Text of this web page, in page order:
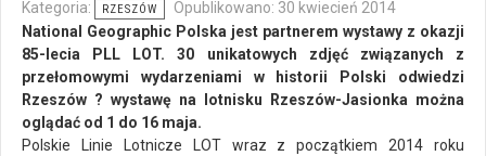
Kategoria: RZESZÓW
Opublikowano: 30 kwiecień 2014
National Geographic Polska jest partnerem wystawy z okazji
85-lecia PLL LOT. 30 unikatowych zdjęć związanych z
przełomowymi wydarzeniami w historii Polski odwiedzi
Rzeszów ? wystawę na lotnisku Rzeszów-Jasionka można
oglądać od 1 do 16 maja.
Polskie Linie Lotnicze LOT wraz z początkiem 2014 roku